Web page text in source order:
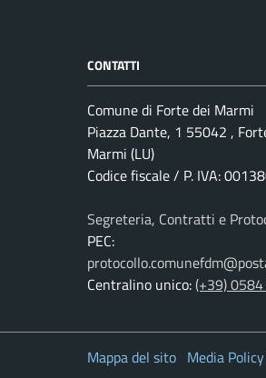
CONTATTI
Comune di Forte dei Marmi
Piazza Dante, 1 55042 ,
Marmi (LU)
Codice fiscale / P. IVA:
Segreteria, Contratti e
PEC:
Centralino unico:(+39)
Mappa del sito Media Policy